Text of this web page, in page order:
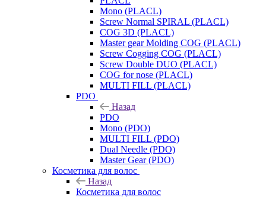
Mono (PLACL)
Screw Normal SPIRAL (PLACL)
COG 3D (PLACL)
Master gear Molding COG (PLACL)
Screw Cogging COG (PLACL)
Screw Double DUO (PLACL)
COG for nose (PLACL)
MULTI FILL (PLACL)
PDO
Назад
PDO
Mono (PDO)
MULTI FILL (PDO)
Dual Needle (PDO)
Master Gear (PDO)
Косметика для волос
Назад
Косметика для волос